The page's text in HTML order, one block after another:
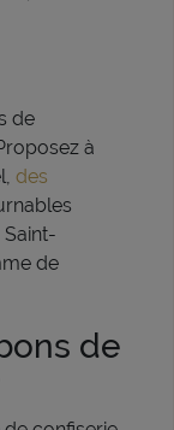
de
à
des
de
de